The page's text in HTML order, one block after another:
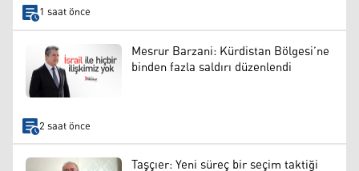
1 saat önce
Mesrur Barzani: Kürdistan Bölgesi’ne
binden fazla saldırı düzenlendi
2 saat önce
Taşçıer: Yeni süreç bir seçim taktiği